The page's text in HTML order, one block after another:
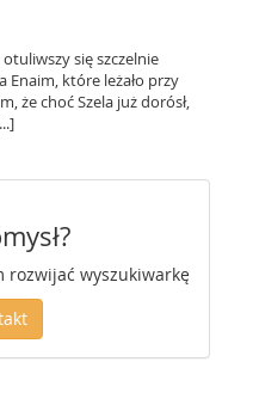
się szczelnie
Enaim, które leżało przy
że choć Szela już dorósł,
rozwijać wyszukiwarkę